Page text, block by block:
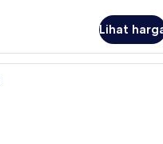
Lihat
Kamar Double Ekonomi |